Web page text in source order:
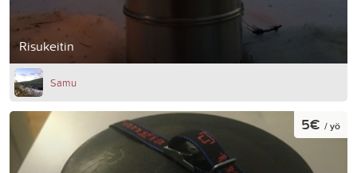
Risukeitin
Samu
5€ / yö